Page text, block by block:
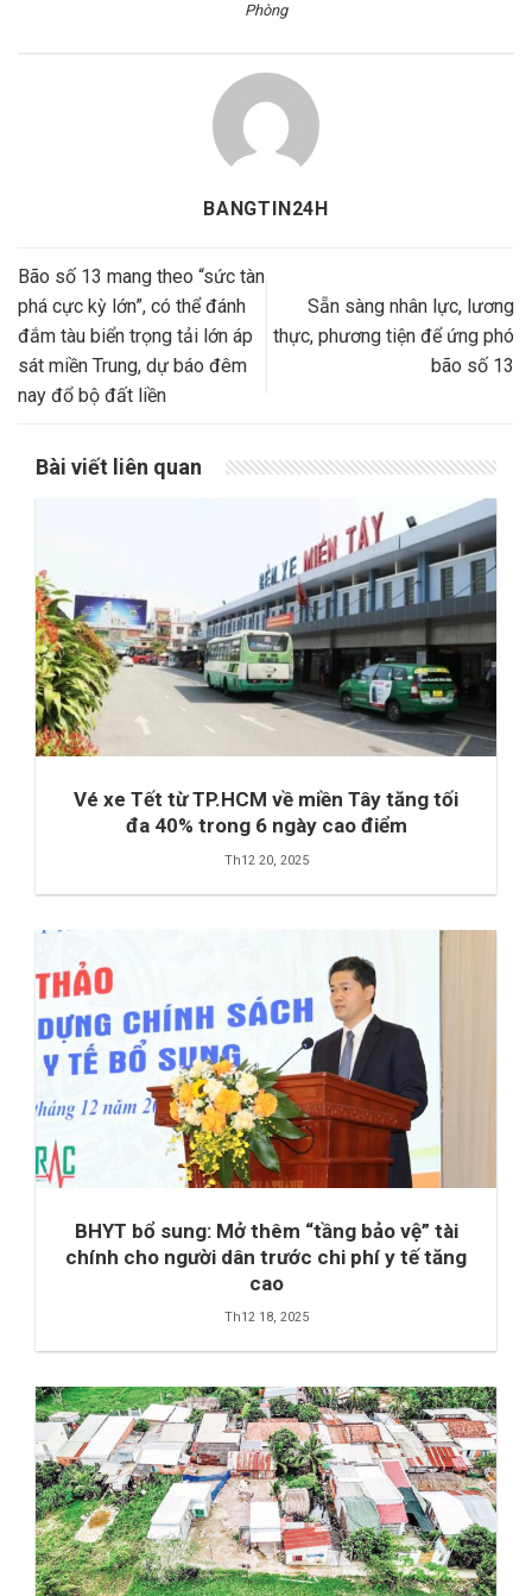
Phòng
BANGTIN24H
Bão số 13 mang theo “sức tàn
phá cực kỳ lớn”, có thể đánh
đắm tàu biển trọng tải lớn áp
sát miền Trung, dự báo đêm
nay đổ bộ đất liền
Sẵn sàng nhân lực, lương
thực, phương tiện để ứng phó
bão số 13
Bài viết liên quan
Vé xe Tết từ TP.HCM về miền Tây tăng tối
đa 40% trong 6 ngày cao điểm
Th12 20, 2025
BHYT bổ sung: Mở thêm “tầng bảo vệ” tài
chính cho người dân trước chi phí y tế tăng
cao
Th12 18, 2025